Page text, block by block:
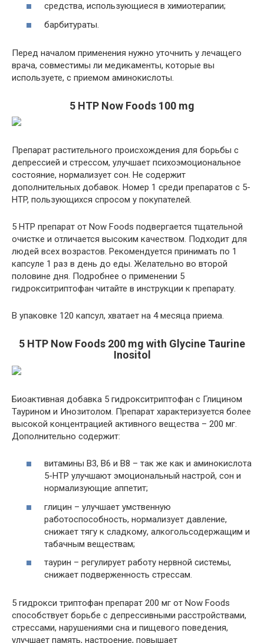
средства, использующиеся в химиотерапии;
барбитураты.
Перед началом применения нужно уточнить у лечащего
врача, совместимы ли медикаменты, которые вы
используете, с приемом аминокислоты.
5 HTP Now Foods 100 mg
Препарат растительного происхождения для борьбы с
депрессией и стрессом, улучшает психоэмоциональное
состояние, нормализует сон. Не содержит
дополнительных добавок. Номер 1 среди препаратов с 5-
HTP, пользующихся спросом у покупателей.
5 HTP препарат от Now Foods подвергается тщательной
очистке и отличается высоким качеством. Подходит для
людей всех возрастов. Рекомендуется принимать по 1
капсуле 1 раз в день до еды. Желательно во второй
половине дня. Подробнее о применении 5
гидрокситриптофан читайте в инструкции к препарату.
В упаковке 120 капсул, хватает на 4 месяца приема.
5 HTP Now Foods 200 mg with Glycine Taurine
Inositol
Биоактивная добавка 5 гидрокситриптофан с Глицином
Таурином и Инозитолом. Препарат характеризуется более
высокой концентрацией активного вещества – 200 мг.
Дополнительно содержит:
витамины B3, B6 и B8 – так же как и аминокислота
5-HTP улучшают эмоциональный настрой, сон и
нормализующие аппетит;
глицин – улучшает умственную
работоспособность, нормализует давление,
снижает тягу к сладкому, алкогольсодержащим и
табачным веществам;
таурин – регулирует работу нервной системы,
снижает подверженность стрессам.
5 гидрокси триптофан препарат 200 мг от Now Foods
способствует борьбе с депрессивными расстройствами,
стрессами, нарушениями сна и пищевого поведения,
улучшает память, настроение, повышает